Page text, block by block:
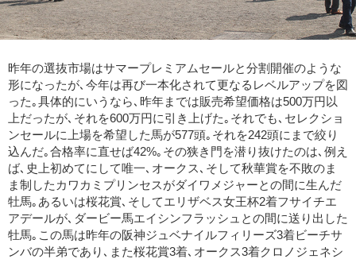
昨年の選抜市場はサマープレミアムセールと分割開催のような
形になったが､今年は再び一本化されて更なるレベルアップを図
った｡具体的にいうなら､昨年までは販売希望価格は500万円以
上だったが､それを600万円に引き上げた｡それでも､セレクショ
ンセールに上場を希望した馬が577頭｡それを242頭にまで絞り
込んだ｡合格率に直せば42%｡その狭き門を潜り抜けたのは､例え
ば､史上初めてにして唯一､オークス､そして秋華賞を不敗のま
ま制したカワカミプリンセスがダイワメジャーとの間に生んだ
牡馬｡あるいは桜花賞､そしてエリザベス女王杯2着フサイチエ
アデールが､ダービー馬エイシンフラッシュとの間に送り出した
牡馬｡この馬は昨年の阪神ジュベナイルフィリーズ3着ビーチサ
ンバの半弟であり､また桜花賞3着､オークス3着クロノジェネシ